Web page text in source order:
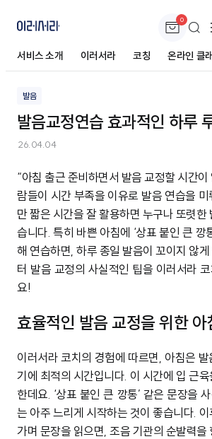
0
서비스 소개 이러서라 코칭 온라인 클
발음교정연습 효과적인 하루 루틴 따라하
발음
발음교정연습 효과적인 하루
26.04.04
“아침 출근 준비하면서 발음 교정할 시간
람들이 시간 부족을 이유로 발음 연습을
만 짧은 시간을 잘 활용하면 누구나 또렷한
습니다. 특히 바쁜 아침에 ‘상표 붙인 큰 깡
해 연습하면, 하루 종일 발음이 꼬이지 않
터 발음 교정의 사실적인 팁을 이러서라
요!
효율적인 발음 교정을 위한 아
이러서라 코치의 경험에 따르면, 아침은
기에 최적의 시간입니다. 이 시간에 입 근
한데요. ‘상표 붙인 큰 깡통’ 같은 문장을
는 아주 느리게 시작하는 것이 좋습니다.
가며 문장을 읽으면, 조음 기관의 순발력을